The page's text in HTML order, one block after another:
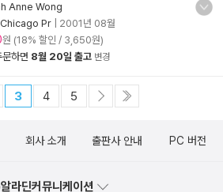
Anne Wong
Pr
2001년 08월
원 (18% 할인 / 3,650원)
하면 8월 20일 출고 변경
3 4 5
회사 소개 출판사 안내 PC 버전
라딘커뮤니케이션